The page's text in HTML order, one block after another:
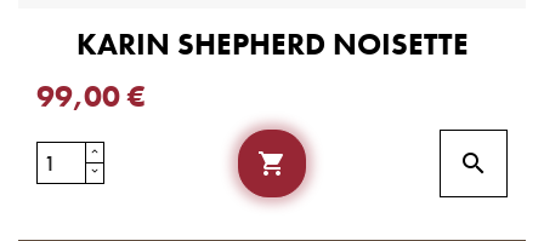
KARIN SHEPHERD NOISETTE
99,00 €
 